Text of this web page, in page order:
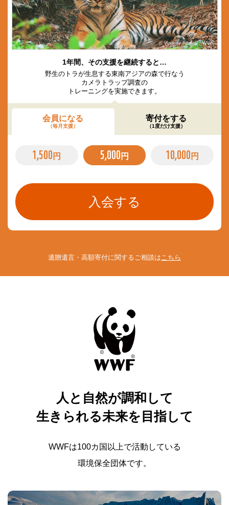
© Vladimir Filonov / WWF
1年間、その支援を継続すると…
野生のトラが生息する東南アジアの森で行なう
カメラトラップ調査の
トレーニングを実施できます。
会員になる
（毎月支援）
寄付をする
（1度だけ支援）
1,500 円 5,000 円 10,000 円
遺贈遺言・高額寄付に関するご相談はこちら
人と自然が調和して
生きられる未来を目指して
WWFは100カ国以上で活動している
環境保全団体です。